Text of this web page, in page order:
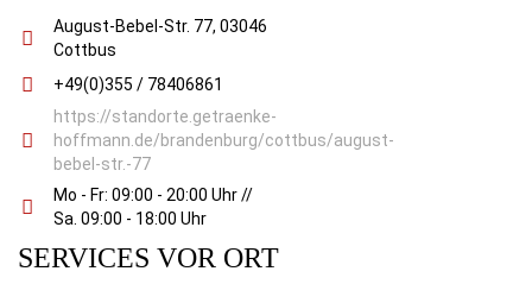
August-Bebel-Str. 77, 03046
Cottbus
+49(0)355 / 78406861
https://standorte.getraenke-
hoffmann.de/brandenburg/cottbus/august-
bebel-str.-77
Mo - Fr: 09:00 - 20:00 Uhr //
Sa. 09:00 - 18:00 Uhr
SERVICES VOR ORT